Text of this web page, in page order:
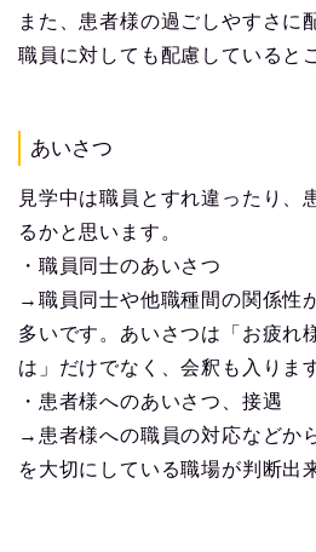
また、患者様の過ごしやすさに
職員に対しても配慮していると
あいさつ
見学中は職員とすれ違ったり、
るかと思います。
・職員同士のあいさつ
→職員同士や他職種間の関係性
多いです。あいさつは「お疲れ
は」だけでなく、会釈も入りま
・患者様へのあいさつ、接遇
→患者様への職員の対応などか
を大切にしている職場が判断出